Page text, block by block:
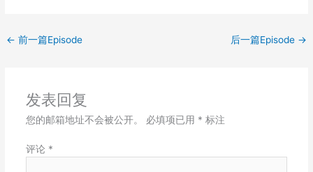
← 前一篇Episode 后一篇Episode →
发表回复
您的邮箱地址不会被公开。 必填项已用 * 标注
评论 *